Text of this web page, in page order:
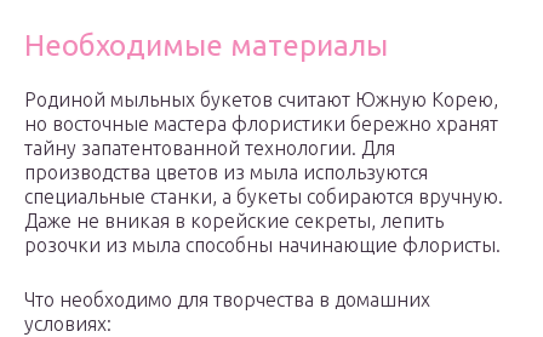
Необходимые материалы
Родиной мыльных букетов считают Южную Корею,
но восточные мастера флористики бережно хранят
тайну запатентованной технологии. Для
производства цветов из мыла используются
специальные станки, а букеты собираются вручную.
Даже не вникая в корейские секреты, лепить
розочки из мыла способны начинающие флористы.
Что необходимо для творчества в домашних
условиях: